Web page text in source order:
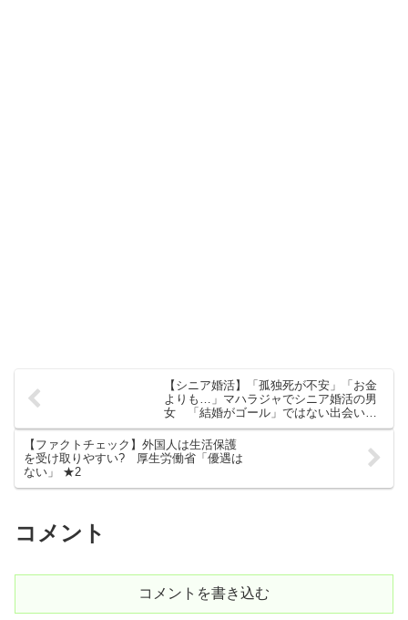
【シニア婚活】「孤独死が不安」「お金
よりも…」マハラジャでシニア婚活の男
女 「結婚がゴール」ではない出会い
も シビアで切実な現実
【ファクトチェック】外国人は生活保護
を受け取りやすい? 厚生労働省「優遇は
ない」 ★2
コメント
コメントを書き込む